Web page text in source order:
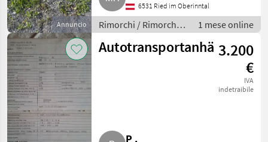
Annuncio
6531 Ried im Oberinntal
Rimorchi / Rimorchi
per auto
1 mese online
Autotransportanhänger
3.200
€
IVA
indetraibile
P .